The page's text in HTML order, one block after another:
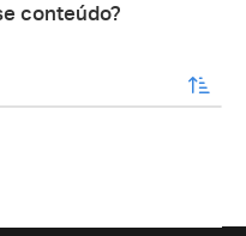
conteúdo?
enviar